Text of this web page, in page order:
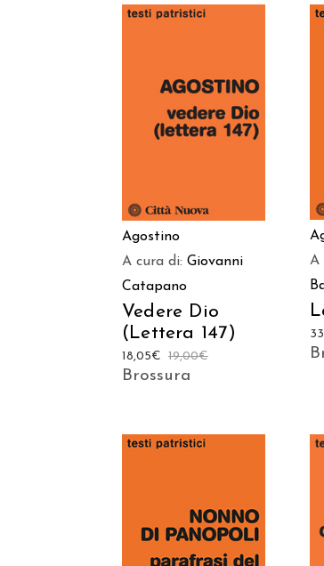
CARRELLO
Agostino
A cura di: Giovanni
Catapano
Vedere Dio
(Lettera 147)
19,00€
18,05€
Brossura
A
AGGIUNGI AL
CARRELLO